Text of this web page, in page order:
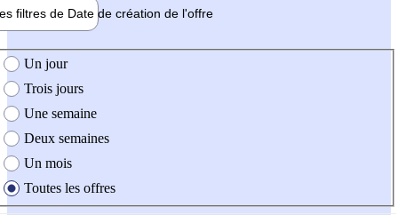
filtres de Date de création de l'offre
création de l'offre
Un jour
Trois jours
Une semaine
Deux semaines
Un mois
Toutes les offres